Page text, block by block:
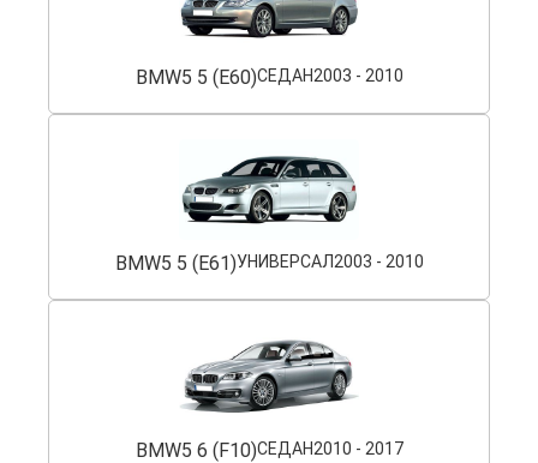
BMW5 5 (E60)СЕДАН2003 - 2010
BMW5 5 (E61)УНИВЕРСАЛ2003 - 2010
BMW5 6 (F10)СЕДАН2010 - 2017